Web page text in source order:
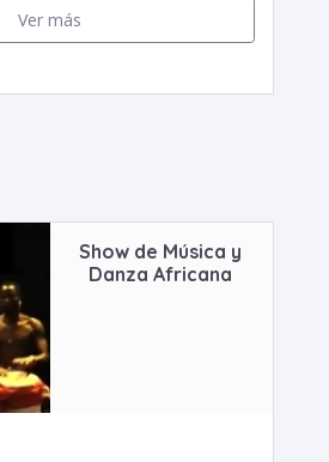
Ver más
Show de Música y
Danza Africana